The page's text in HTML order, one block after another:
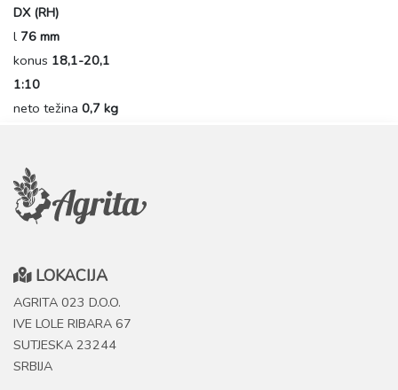
DX (RH)
l 76 mm
konus 18,1-20,1
1:10
neto težina 0,7 kg
LOKACIJA
AGRITA 023 D.O.O.
IVE LOLE RIBARA 67
SUTJESKA 23244
SRBIJA